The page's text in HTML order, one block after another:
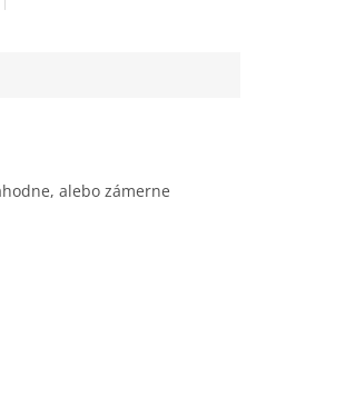
alebo zámerne